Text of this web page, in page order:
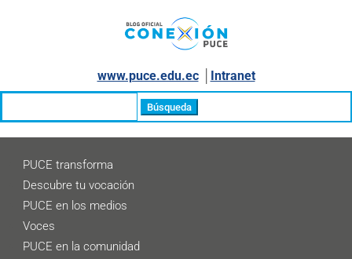
www.puce.edu.ec│ Intranet
PUCE transforma
Descubre tu vocación
PUCE en los medios
Voces
PUCE en la comunidad